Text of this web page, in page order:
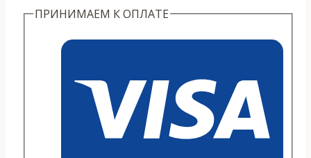
золотые
ПРИНИМАЕМ К ОПЛАТЕ